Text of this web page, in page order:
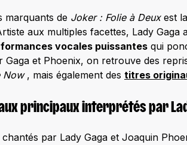
marquants de Joker : Folie à Deuxest
aux multiples facettes, Lady
vocales puissantes qui
Gaga et Phoenix, on retrouve des
Now , mais également des titres
principaux interprétés par
par Lady Gaga et Joaquin